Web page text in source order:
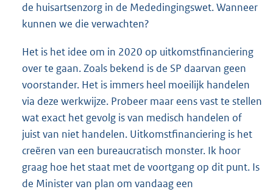
de huisartsenzorg in de Mededingingswet. Wanneer
kunnen we die verwachten?
Het is het idee om in 2020 op uitkomstfinanciering
over te gaan. Zoals bekend is de SP daarvan geen
voorstander. Het is immers heel moeilijk handelen
via deze werkwijze. Probeer maar eens vast te stellen
wat exact het gevolg is van medisch handelen of
juist van niet handelen. Uitkomstfinanciering is het
creëren van een bureaucratisch monster. Ik hoor
graag hoe het staat met de voortgang op dit punt. Is
de Minister van plan om vandaag een